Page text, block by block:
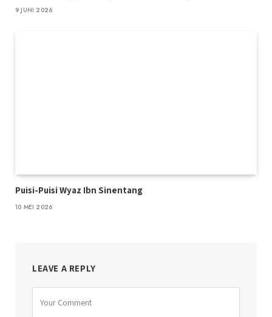
9 JUNI 2026
Puisi-Puisi Wyaz Ibn Sinentang
10 MEI 2026
LEAVE A REPLY